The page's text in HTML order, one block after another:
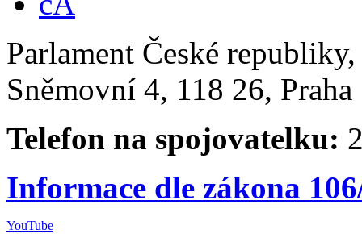
Parlament České
Sněmovní 4, 118 26,
Telefon na spojovatelku:
Informace dle zákona
YouTube